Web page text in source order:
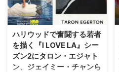
ハリウッドで奮闘する若者
を描く『I LOVE LA』シー
ズン2にタロン・エジャト
ン、ジェイミー・チャンら